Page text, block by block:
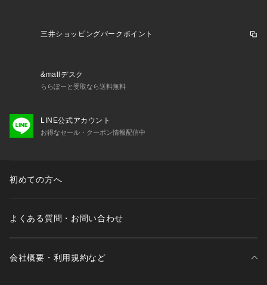
三井ショッピングパークポイント
&mallデスク
ららぽーと受取なら送料無料
LINE公式アカウント
お得なセール・クーポン情報配信中
初めての方へ
よくある質問・お問い合わせ
会社概要・利用規約など